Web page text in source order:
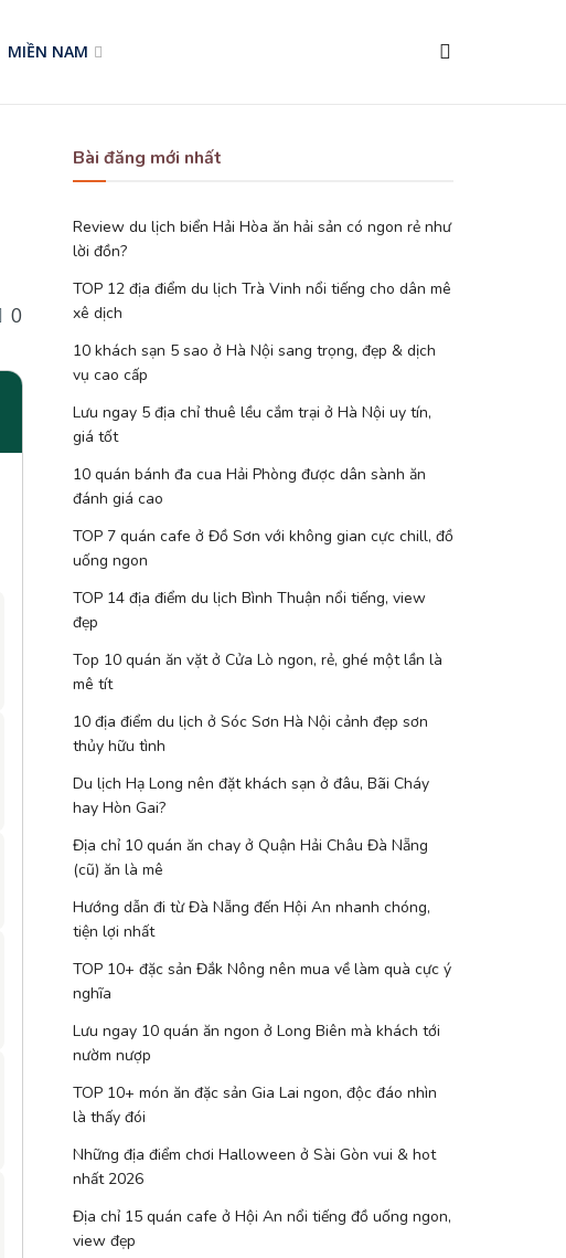
MIỀN NAM
0
Bài đăng mới nhất
Review du lịch biển Hải Hòa ăn hải sản có ngon rẻ như
lời đồn?
TOP 12 địa điểm du lịch Trà Vinh nổi tiếng cho dân mê
xê dịch
10 khách sạn 5 sao ở Hà Nội sang trọng, đẹp & dịch
vụ cao cấp
Lưu ngay 5 địa chỉ thuê lều cắm trại ở Hà Nội uy tín,
giá tốt
10 quán bánh đa cua Hải Phòng được dân sành ăn
đánh giá cao
TOP 7 quán cafe ở Đồ Sơn với không gian cực chill, đồ
uống ngon
TOP 14 địa điểm du lịch Bình Thuận nổi tiếng, view
đẹp
Top 10 quán ăn vặt ở Cửa Lò ngon, rẻ, ghé một lần là
mê tít
10 địa điểm du lịch ở Sóc Sơn Hà Nội cảnh đẹp sơn
thủy hữu tình
Du lịch Hạ Long nên đặt khách sạn ở đâu, Bãi Cháy
hay Hòn Gai?
Địa chỉ 10 quán ăn chay ở Quận Hải Châu Đà Nẵng
(cũ) ăn là mê
Hướng dẫn đi từ Đà Nẵng đến Hội An nhanh chóng,
tiện lợi nhất
TOP 10+ đặc sản Đắk Nông nên mua về làm quà cực ý
nghĩa
Lưu ngay 10 quán ăn ngon ở Long Biên mà khách tới
nườm nượp
TOP 10+ món ăn đặc sản Gia Lai ngon, độc đáo nhìn
là thấy đói
Những địa điểm chơi Halloween ở Sài Gòn vui & hot
nhất 2026
Địa chỉ 15 quán cafe ở Hội An nổi tiếng đồ uống ngon,
view đẹp